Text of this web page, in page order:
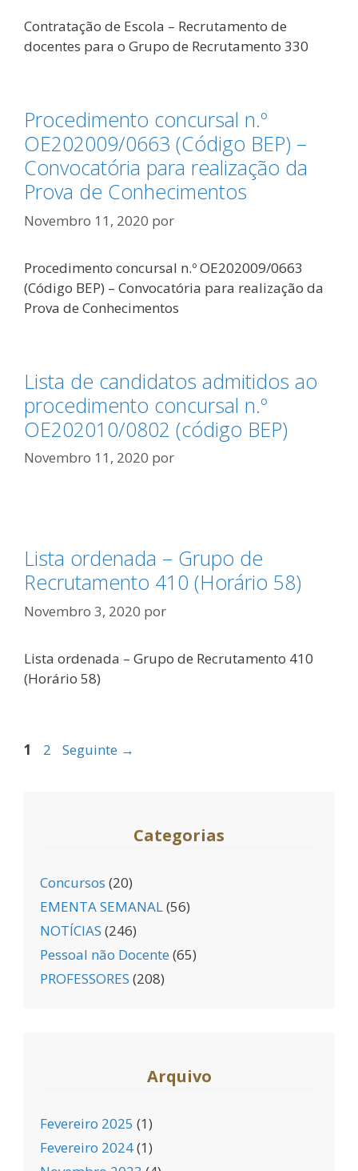
Contratação de Escola – Recrutamento de
docentes para o Grupo de Recrutamento 330
Procedimento concursal n.º
OE202009/0663 (Código BEP) –
Convocatória para realização da
Prova de Conhecimentos
Novembro 11, 2020 por
Procedimento concursal n.º OE202009/0663
(Código BEP) – Convocatória para realização da
Prova de Conhecimentos
Lista de candidatos admitidos ao
procedimento concursal n.º
OE202010/0802 (código BEP)
Novembro 11, 2020 por
Lista ordenada – Grupo de
Recrutamento 410 (Horário 58)
Novembro 3, 2020 por
Lista ordenada – Grupo de Recrutamento 410
(Horário 58)
Página
1 Página
2 Seguinte →
Categorias
Concursos (20)
EMENTA SEMANAL(56)
NOTÍCIAS (246)
Pessoal não Docente (65)
PROFESSORES (208)
Arquivo
Fevereiro 2025 (1)
Fevereiro 2024(1)